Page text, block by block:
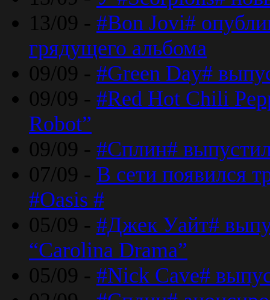
13/09 - #Bon Jovi#
грядущего альбома
09/09 - #Green Day#
09/09 - #Red Hot Chili
Robot”
09/09 - #Сплин#
07/09 - В сети появился
#Oasis #
05/09 - #Джек Уайт#
“Carolina Drama”
05/09 - #Nick Cave#